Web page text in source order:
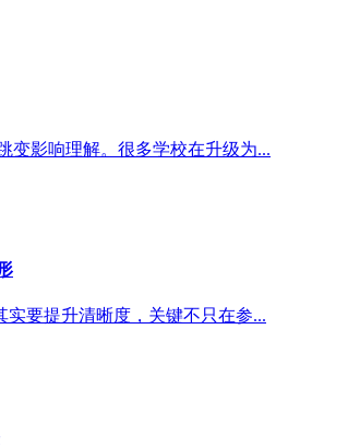
变影响理解。很多学校在升级为...
要提升清晰度，关键不只在参...